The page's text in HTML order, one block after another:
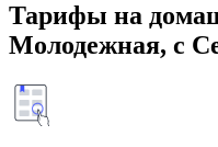
Тарифы на
Молодежная, с